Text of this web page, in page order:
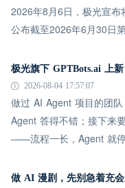
2026年8月6日，极光宣
公布截至2026年6月30日
2026-08-04 17:57:07
做过 AI Agent 项目的团队
Agent 答得不错；接下来
——流程一长，Agent 就停
做 AI 漫剧，先别急着充